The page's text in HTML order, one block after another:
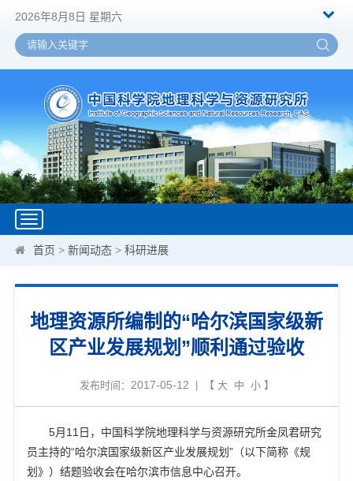
2026年8月8日 星期六
Toggle
navigation
首页 >新闻动态 >科研进展
地理资源所编制的“哈尔滨国家级新
区产业发展规划”顺利通过验收
发布时间： 2017-05-12 | 【 大 中 小】
5月 11 日，中国科学院地理科学与资源研究所金凤君研究
员主持的“哈尔滨国家级新区产业发展规划” （以下简称《规
划》）结题验收会在哈尔滨市信息中心召开。